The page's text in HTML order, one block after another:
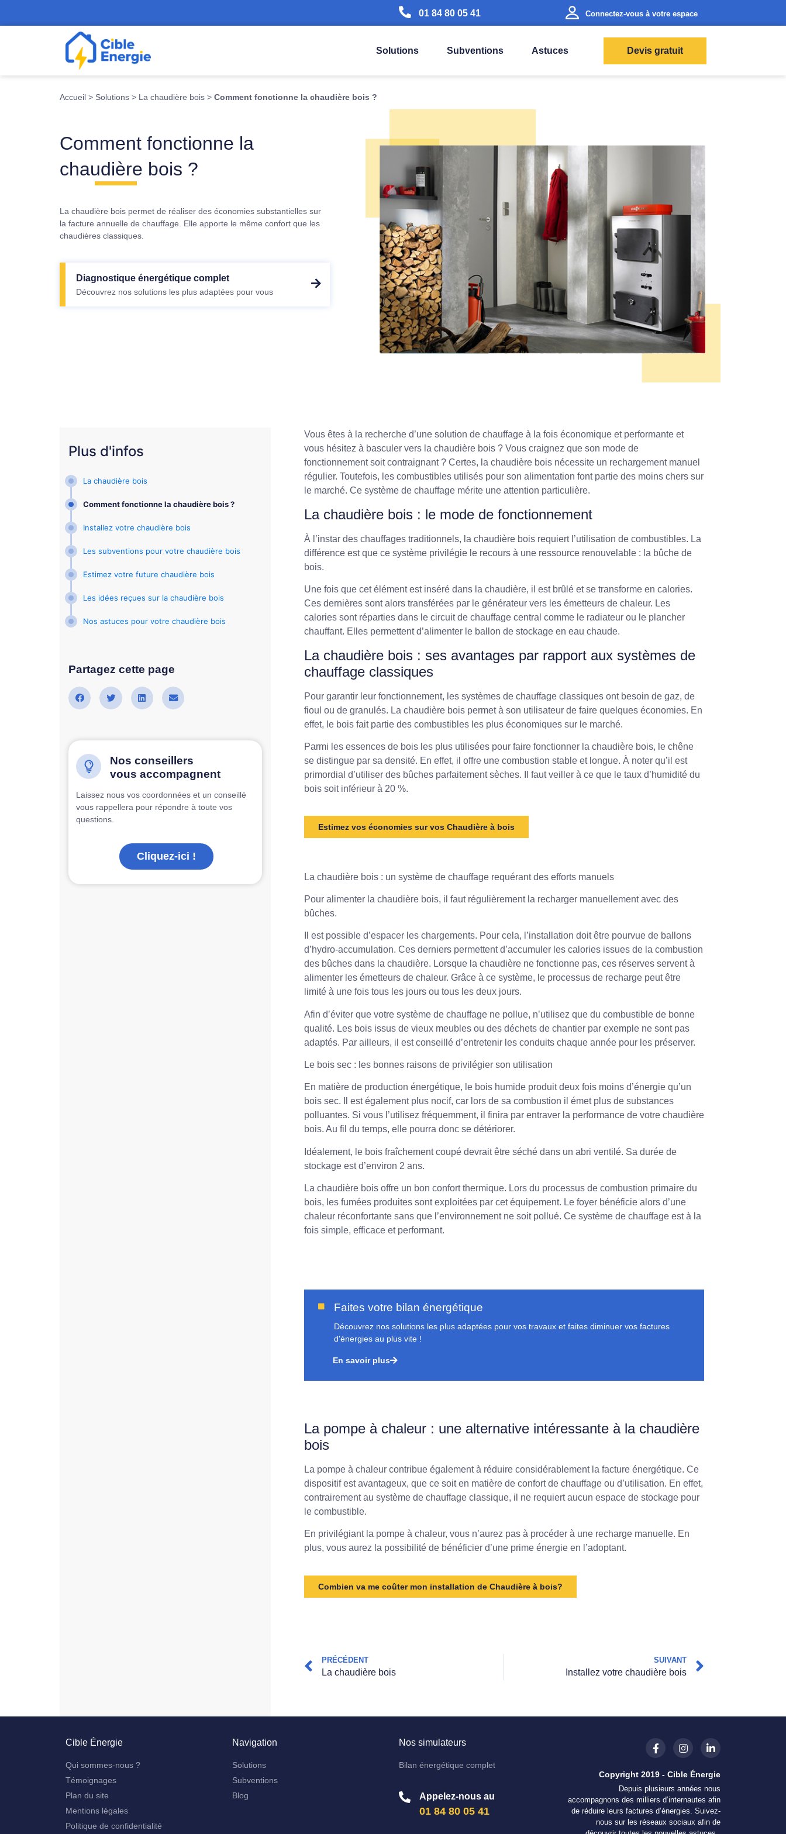
01 84 80 05 41 Connectez-vous à votre espace
Solutions Subventions Astuces Devis gratuit
Accueil > Solutions > La chaudière bois > Comment fonctionne la chaudière bois ?
Comment fonctionne la
chaudière bois ?
La chaudière bois permet de réaliser des économies substantielles sur
la facture annuelle de chauffage. Elle apporte le même confort que les
chaudières classiques.
Diagnostique énergétique complet
Découvrez nos solutions les plus adaptées pour vous
Plus d'infos
La chaudière bois
Comment fonctionne la chaudière bois ?
Installez votre chaudière bois
Les subventions pour votre chaudière bois
Estimez votre future chaudière bois
Les idées reçues sur la chaudière bois
Nos astuces pour votre chaudière bois
Partagez cette page
Nos conseillers
vous accompagnent
Laissez nous vos coordonnées et un conseillé
vous rappellera pour répondre à toute vos
questions.
Cliquez-ici !
Vous êtes à la recherche d’une solution de chauffage à la fois économique et performante et
vous hésitez à basculer vers la chaudière bois ? Vous craignez que son mode de
fonctionnement soit contraignant ? Certes, la chaudière bois nécessite un rechargement manuel
régulier. Toutefois, les combustibles utilisés pour son alimentation font partie des moins chers sur
le marché. Ce système de chauffage mérite une attention particulière.
La chaudière bois : le mode de fonctionnement
À l’instar des chauffages traditionnels, la chaudière bois requiert l’utilisation de combustibles. La
différence est que ce système privilégie le recours à une ressource renouvelable : la bûche de
bois.
Une fois que cet élément est inséré dans la chaudière, il est brûlé et se transforme en calories.
Ces dernières sont alors transférées par le générateur vers les émetteurs de chaleur. Les
calories sont réparties dans le circuit de chauffage central comme le radiateur ou le plancher
chauffant. Elles permettent d’alimenter le ballon de stockage en eau chaude.
La chaudière bois : ses avantages par rapport aux systèmes de
chauffage classiques
Pour garantir leur fonctionnement, les systèmes de chauffage classiques ont besoin de gaz, de
fioul ou de granulés. La chaudière bois permet à son utilisateur de faire quelques économies. En
effet, le bois fait partie des combustibles les plus économiques sur le marché.
Parmi les essences de bois les plus utilisées pour faire fonctionner la chaudière bois, le chêne
se distingue par sa densité. En effet, il offre une combustion stable et longue. À noter qu’il est
primordial d’utiliser des bûches parfaitement sèches. Il faut veiller à ce que le taux d’humidité du
bois soit inférieur à 20 %.
Estimez vos économies sur vos Chaudière à bois
La chaudière bois : un système de chauffage requérant des efforts manuels
Pour alimenter la chaudière bois, il faut régulièrement la recharger manuellement avec des
bûches.
Il est possible d’espacer les chargements. Pour cela, l’installation doit être pourvue de ballons
d’hydro-accumulation. Ces derniers permettent d’accumuler les calories issues de la combustion
des bûches dans la chaudière. Lorsque la chaudière ne fonctionne pas, ces réserves servent à
alimenter les émetteurs de chaleur. Grâce à ce système, le processus de recharge peut être
limité à une fois tous les jours ou tous les deux jours.
Afin d’éviter que votre système de chauffage ne pollue, n’utilisez que du combustible de bonne
qualité. Les bois issus de vieux meubles ou des déchets de chantier par exemple ne sont pas
adaptés. Par ailleurs, il est conseillé d’entretenir les conduits chaque année pour les préserver.
Le bois sec : les bonnes raisons de privilégier son utilisation
En matière de production énergétique, le bois humide produit deux fois moins d’énergie qu’un
bois sec. Il est également plus nocif, car lors de sa combustion il émet plus de substances
polluantes. Si vous l’utilisez fréquemment, il finira par entraver la performance de votre chaudière
bois. Au fil du temps, elle pourra donc se détériorer.
Idéalement, le bois fraîchement coupé devrait être séché dans un abri ventilé. Sa durée de
stockage est d’environ 2 ans.
La chaudière bois offre un bon confort thermique. Lors du processus de combustion primaire du
bois, les fumées produites sont exploitées par cet équipement. Le foyer bénéficie alors d’une
chaleur réconfortante sans que l’environnement ne soit pollué. Ce système de chauffage est à la
fois simple, efficace et performant.
Faites votre bilan énergétique
Découvrez nos solutions les plus adaptées pour vos travaux et faites diminuer vos factures
d'énergies au plus vite !
En savoir plus
La pompe à chaleur : une alternative intéressante à la chaudière
bois
La pompe à chaleur contribue également à réduire considérablement la facture énergétique. Ce
dispositif est avantageux, que ce soit en matière de confort de chauffage ou d’utilisation. En effet,
contrairement au système de chauffage classique, il ne requiert aucun espace de stockage pour
le combustible.
En privilégiant la pompe à chaleur, vous n’aurez pas à procéder à une recharge manuelle. En
plus, vous aurez la possibilité de bénéficier d’une prime énergie en l’adoptant.
Combien va me coûter mon installation de Chaudière à bois?
PRÉCÉDENT
La chaudière bois
SUIVANT
Installez votre chaudière bois
Cible Énergie
Qui sommes-nous ?
Témoignages
Plan du site
Mentions légales
Politique de confidentialité
Navigation
Solutions
Subventions
Blog
Nos simulateurs
Bilan énergétique complet
Appelez-nous au
01 84 80 05 41
Copyright 2019 - Cible Énergie
Depuis plusieurs années nous
accompagnons des milliers d’internautes afin
de réduire leurs factures d’énergies. Suivez-
nous sur les réseaux sociaux afin de